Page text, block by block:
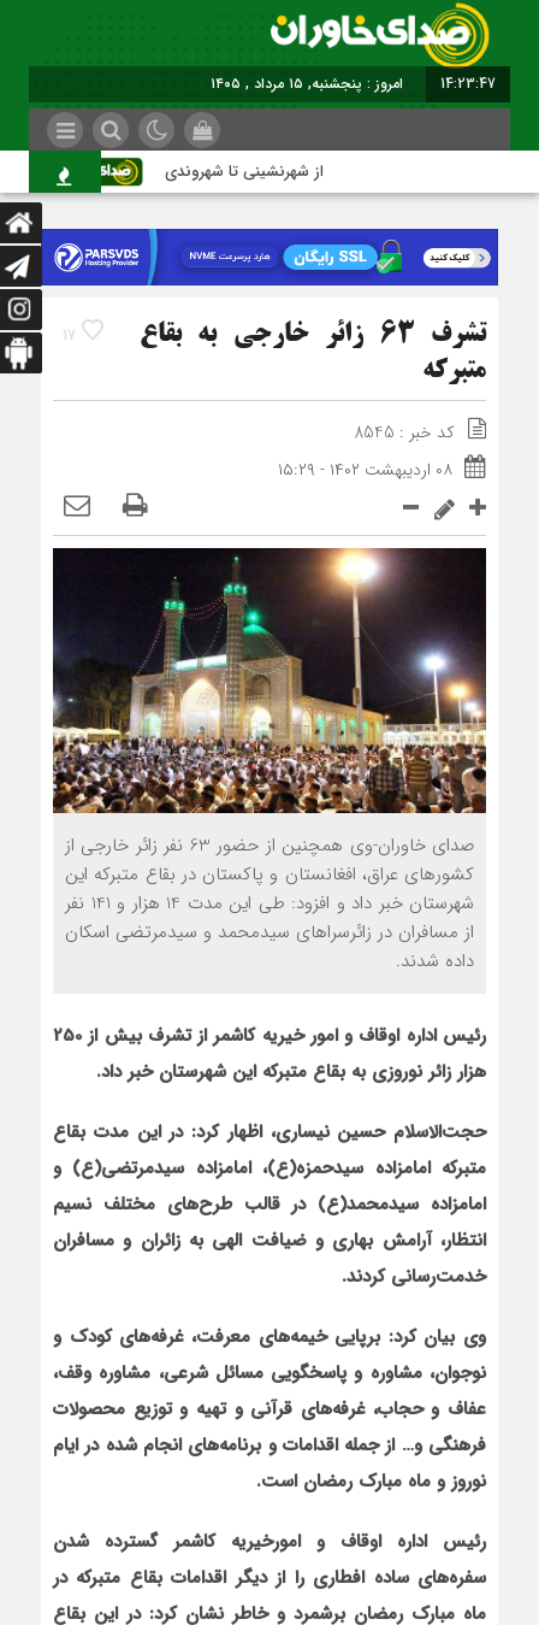
14:23:48 امروز : پنجشنبه, ۱۵ مرداد , ۱۴۰۵
از شهرنشینی تا شهروندی
17
تشرف 63 زائر خارجی به بقاع
متبرکه
کد خبر : 8545
۰۸ اردیبهشت ۱۴۰۲ - ۱۵:۲۹
صدای خاوران-وی هم‏چنین از حضور 63 نفر زائر خارجی از
کشورهای عراق، افغانستان و پاکستان در بقاع متبرکه این
شهرستان خبر داد و افزود: طی این مدت 14 هزار و 141 نفر
از مسافران در زائرسراهای سیدمحمد و سیدمرتضی اسکان
داده شدند.
رئیس اداره اوقاف و امور خیریه کاشمر از تشرف بیش از 250
هزار زائر نوروزی به بقاع متبرکه این شهرستان خبر داد.
حجت‌الاسلام حسین نیساری، اظهار کرد: در این مدت بقاع
متبرکه امامزاده سیدحمزه(ع)، امامزاده سیدمرتضی(ع) و
امامزاده سیدمحمد(ع) در قالب طرح‌های مختلف نسیم
انتظار، آرامش بهاری و ضیافت الهی به زائران و مسافران
خدمت‌رسانی کردند.
وی بیان کرد: برپایی خیمه‌های معرفت، غرفه‌های کودک و
نوجوان، مشاوره و پاسخگویی مسائل شرعی، مشاوره وقف،
عفاف و حجاب، غرفه‌های قرآنی و تهیه و توزیع محصولات
فرهنگی و… از جمله اقدامات و برنامه‌های انجام شده در ایام
نوروز و ماه مبارک رمضان است.
رئیس اداره اوقاف و امورخیریه کاشمر گسترده شدن
سفره‌های ساده افطاری را از دیگر اقدامات بقاع متبرکه در
ماه مبارک رمضان برشمرد و خاطر نشان کرد: در این بقاع